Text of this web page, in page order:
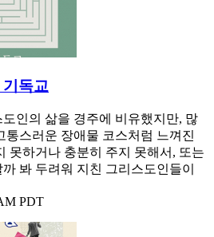
독교
인의 삶을 경주에 비유했지만, 많
통스러운 장애물 코스처럼 느껴진
못하거나 충분히 주지 못해서, 또는
봐 두려워 지친 그리스도인들이
PDT